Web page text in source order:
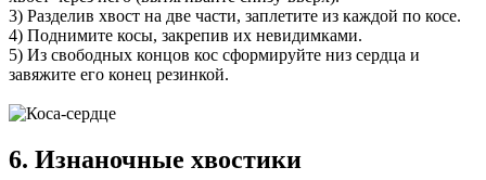
3) Разделив хвост на две части, заплетите из каждой по косе.
4) Поднимите косы, закрепив их невидимками.
5) Из свободных концов кос сформируйте низ сердца и
завяжите его конец резинкой.
6. Изнаночные хвостики